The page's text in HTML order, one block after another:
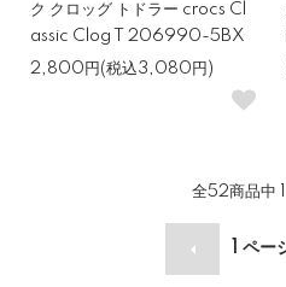
ク クロッグ トドラー crocs Cl
assic Clog T 206990-5BX
2,800円(税込3,080円)
全52商品中
ペー